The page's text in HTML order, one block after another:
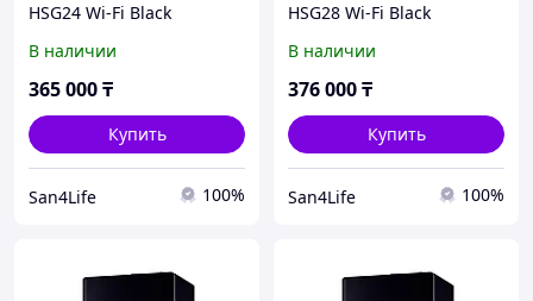
HSG24 Wi-Fi Black
В наличии
365 000₸
Купить
San4Life 100%
HSG28 Wi-Fi Black
В наличии
376 000₸
Купить
San4Life 100%